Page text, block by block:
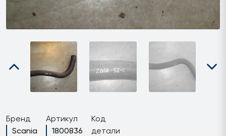
Бренд
Scania
Артикул
1800836
Код
детали